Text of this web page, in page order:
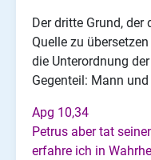
Der dritte Grund,
Quelle zu
die Unterordnung
Gegenteil: Mann
Apg 10,34
Petrus aber tat
erfahre ich in